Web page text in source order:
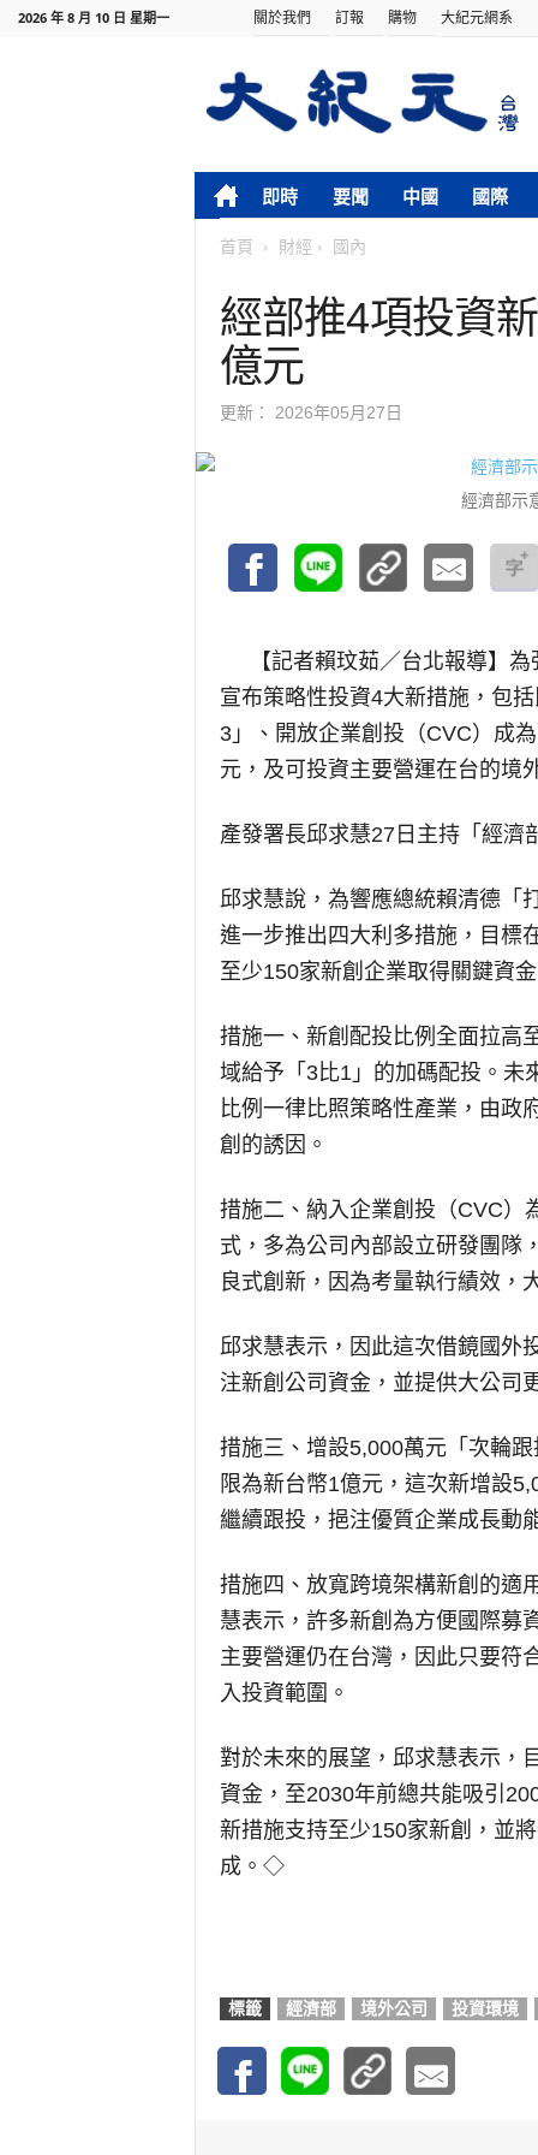
2026 年 8 月 10 日 星期一 關於我們 訂報 購物 大紀元網系
即時 要聞 中國 國際
首頁 財經 國內
經部推4項投資
億元
更新： 2026年05月27日
經濟部示
【記者賴玟茹／台北報導】 為
宣布策略性投資4大新措施，包
3」、開放企業創投（CVC）成
元，及可投資主要營運在台的境
產發署長邱求慧27日主持「經濟
邱求慧說，為響應總統賴清德「
進一步推出四大利多措施，目標
至少150家新創企業取得關鍵資
措施一、新創配投比例全面拉高
域給予「3比1」的加碼配投。未
比例一律比照策略性產業，由政
創的誘因。
措施二、納入企業創投（CVC）
式，多為公司內部設立研發團隊
良式創新，因為考量執行績效，
邱求慧表示，因此這次借鏡國外
注新創公司資金，並提供大公司
措施三、增設5,000萬元「次輪
限為新台幣1億元，這次新增設
繼續跟投，挹注優質企業成長動
措施四、放寬跨境架構新創的適
慧表示，許多新創為方便國際募
主要營運仍在台灣，因此只要符
入投資範圍。
對於未來的展望，邱求慧表示，
資金，至2030年前總共能吸引
新措施支持至少150家新創，並
成。◇
標籤 經濟部 境外公司 投資環境